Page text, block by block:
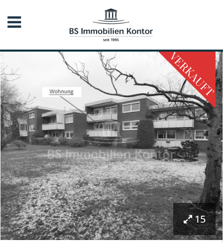
VERKAUFT
15